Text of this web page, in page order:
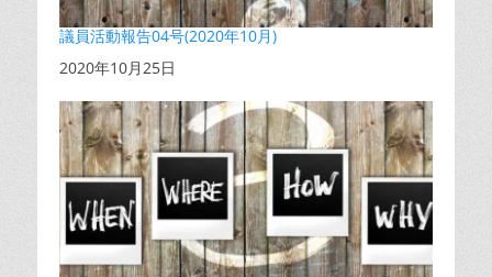
議員活動報告04号(2020年10月)
日付
2020年10月25日